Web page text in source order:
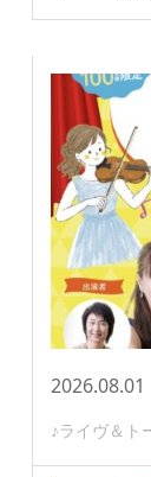
2026.08.01
♪ライヴ＆ト